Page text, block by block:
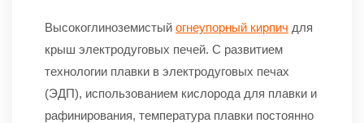
Высокоглиноземистый огнеупорный кирпич для
крыш электродуговых печей. С развитием
технологии плавки в электродуговых печах
(ЭДП), использованием кислорода для плавки и
рафинирования, температура плавки постоянно